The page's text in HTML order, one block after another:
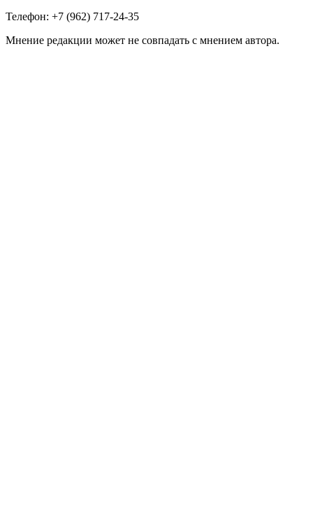
Телефон: +7 (962) 717-24-35
Мнение редакции может не совпадать с мнением автора.